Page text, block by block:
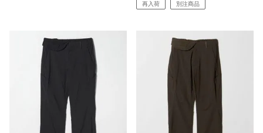
再入荷 別注商品